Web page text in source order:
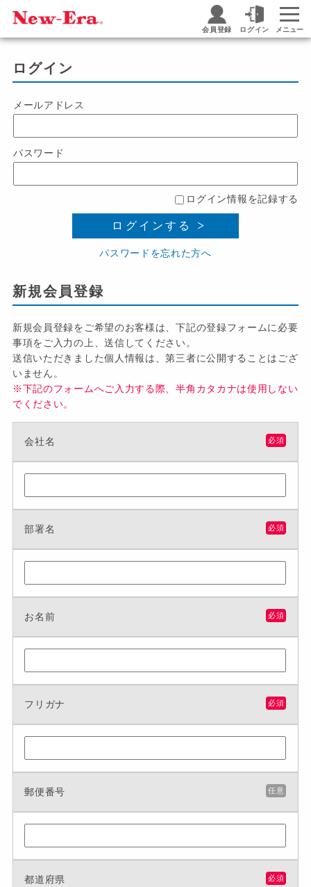
会員登録 ログイン メニュー
ログイン
メールアドレス
パスワード
ログイン情報を記録する
ログインする
パスワードを忘れた方へ
新規会員登録
新規会員登録をご希望のお客様は、下記の登録フォームに必要
事項をご入力の上、送信してください。
送信いただきました個人情報は、第三者に公開することはござ
いません。
※下記のフォームへご入力する際、半角カタカナは使用しない
でください。
会社名 必須
部署名 必須
お名前 必須
フリガナ 必須
郵便番号 任意
都道府県 必須